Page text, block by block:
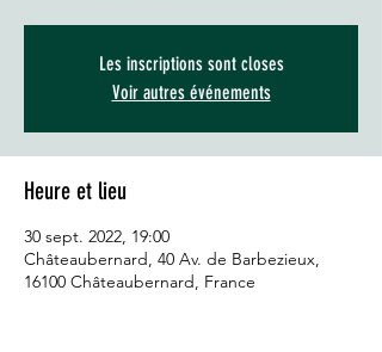
Les inscriptions sont closes
Voir autres événements
Heure et lieu
30 sept. 2022, 19:00
Châteaubernard, 40 Av. de Barbezieux,
16100 Châteaubernard, France